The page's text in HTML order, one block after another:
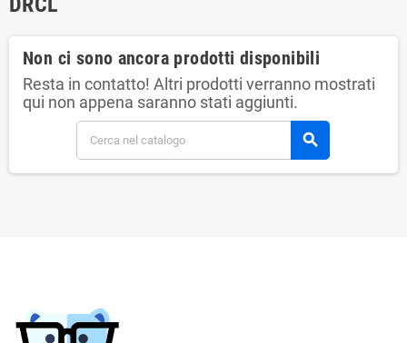
Non ci sono ancora prodotti disponibili
Resta in contatto! Altri prodotti verranno mostrati
qui non appena saranno stati aggiunti.
search